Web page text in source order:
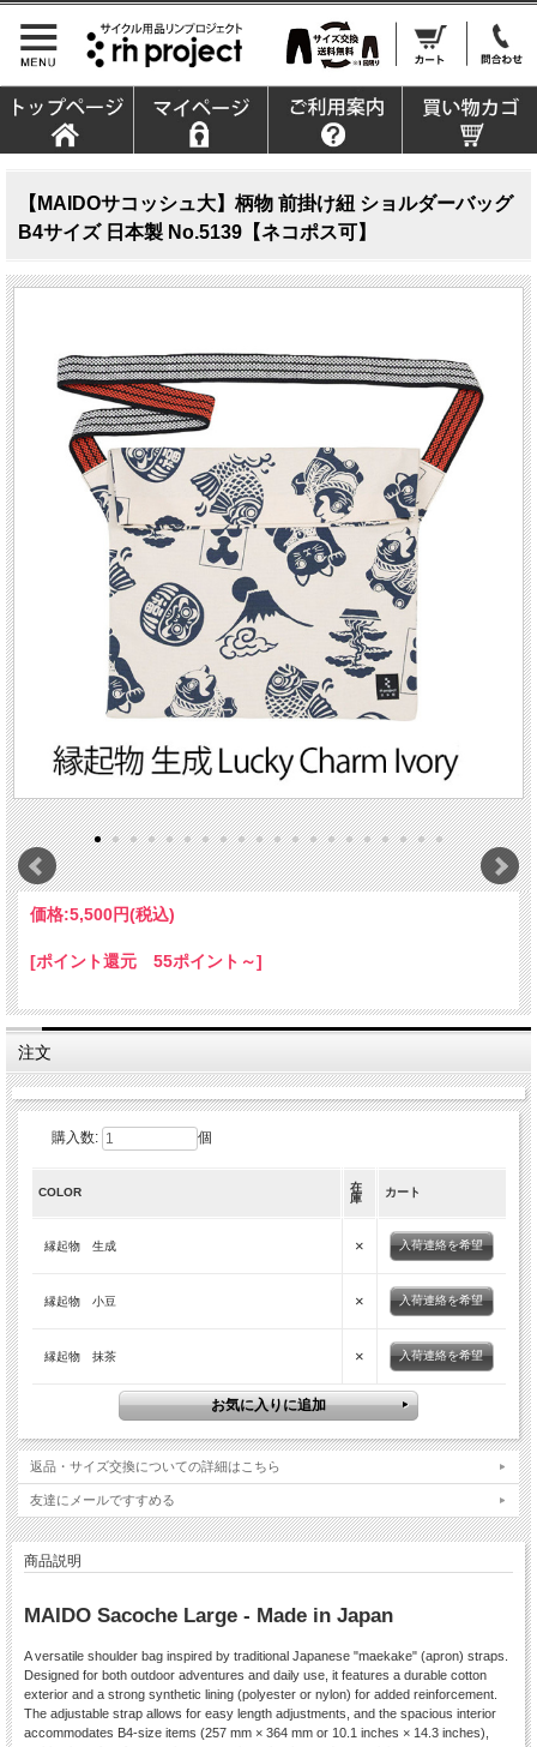
【MAIDOサコッシュ大】柄物 前掛け紐 ショルダーバッグ
B4サイズ 日本製 No.5139【ネコポス可】
価格:5,500円(税込)
[ポイント還元 55ポイント～]
注文
購入数: 個
COLOR
在
庫
カート
縁起物 生成 × 入荷連絡を希望
縁起物 小豆 × 入荷連絡を希望
縁起物 抹茶 × 入荷連絡を希望
返品・サイズ交換についての詳細はこちら
友達にメールですすめる
商品説明
MAIDO Sacoche Large - Made in Japan
A versatile shoulder bag inspired by traditional Japanese "maekake" (apron) straps.
Designed for both outdoor adventures and daily use, it features a durable cotton
exterior and a strong synthetic lining (polyester or nylon) for added reinforcement.
The adjustable strap allows for easy length adjustments, and the spacious interior
accommodates B4-size items (257 mm × 364 mm or 10.1 inches × 14.3 inches),